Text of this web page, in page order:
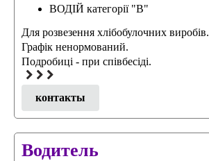
ВОДІЙ категорії "В"
Для розвезення хлібобулочних виробів.
Графік ненормований.
Подробиці - при співбесіді.
контакты
Водитель